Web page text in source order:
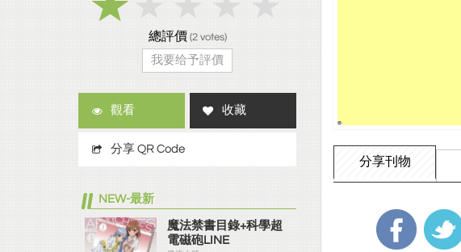
分享刊物
總評價 (2votes)
我要给予評價
觀看 收藏
分享 QR Code
NEW-最新
魔法禁書目錄+科學超
電磁砲LINE